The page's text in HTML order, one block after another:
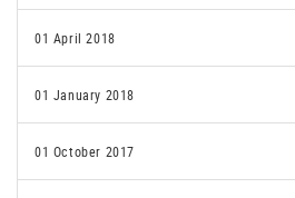
01 April 2018
01 January 2018
01 October 2017